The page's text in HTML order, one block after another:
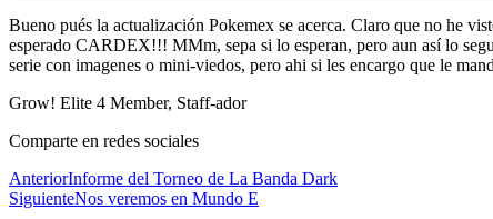
Bueno pués la actualización Pokemex se acerca. Claro que no he
esperado CARDEX!!! MMm, sepa si lo esperan, pero aun así lo
serie con imagenes o mini-viedos, pero ahi si les encargo que le
Grow! Elite 4 Member, Staff-ador
Comparte en redes sociales
AnteriorInforme del Torneo de La Banda Dark
SiguienteNos veremos en Mundo E